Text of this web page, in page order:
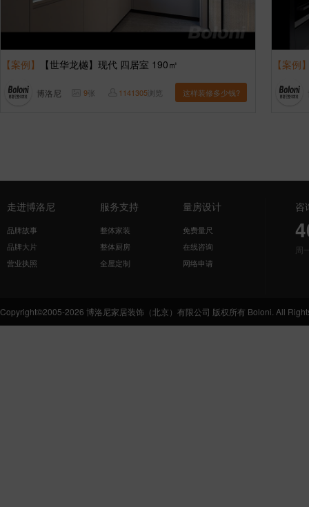
【案例】 【世华龙樾】现代 四居室 190㎡
博洛尼 9张 1141305浏览 这样装修多少钱?
【案例
走进博洛尼
品牌故事
品牌大片
营业执照
服务支持
整体家装
整体厨房
全屋定制
量房设计
免费量尺
在线咨询
网络申请
咨
周
Copyright©2005-2026 博洛尼家居装饰（北京）有限公司 版权所有 Boloni. All